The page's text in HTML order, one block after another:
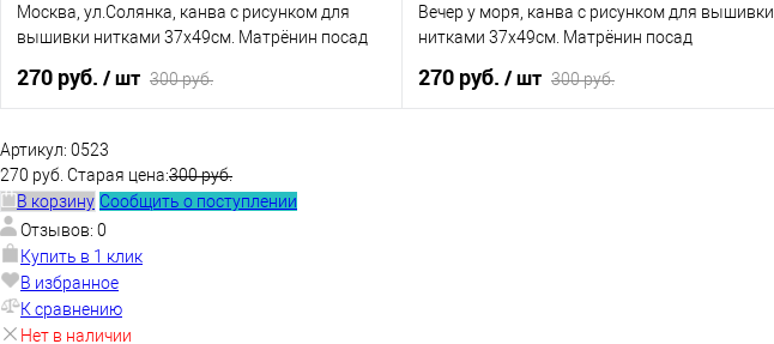
Москва, ул.Солянка, канва с рисунком для
вышивки нитками 37х49см. Матрёнин посад
270 руб. / шт 300 руб.
Купить в 1 клик
К сравнению
В избранное
Вечер у моря, канва с рисунком для вышивки
нитками 37х49см. Матрёнин посад
270 руб. / шт 300 руб.
Артикул: 0523
270 руб. Старая цена:300 руб.
В корзину Сообщить о поступлении
Отзывов: 0
Купить в 1 клик
В избранное
К сравнению
Нет в наличии